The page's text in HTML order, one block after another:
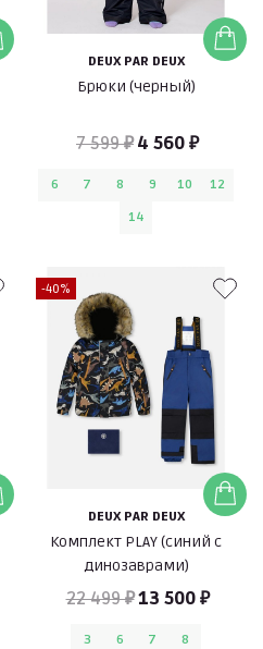
DEUX PAR DEUX
Брюки (черный)
7 599 ₽ 4 560 ₽
6 7 8 9 10
12
14
-40%
DEUX PAR DEUX
Комплект PLAY (синий с
динозаврами)
22 499 ₽13 500 ₽
3 6 7 8